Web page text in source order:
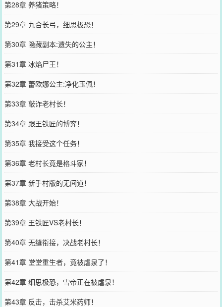
第28章 养猪策略！
第29章 九合长弓，细思极恐！
第30章 隐藏副本:遗失的公主！
第31章 冰焰尸王！
第32章 蕾欧娜公主:净化玉佩！
第33章 敲诈老村长！
第34章 跟王铁匠的博弈！
第35章 我接受这个任务！
第36章 老村长竟是格斗家！
第37章 新手村版的无间道！
第38章 大战开始！
第39章 王铁匠VS老村长！
第40章 无缝衔接，决战老村长！
第41章 堂堂重生者，竟被虐泉了！
第42章 细思极恐，雪帝正在被虐泉！
第43章 反击，击杀艾米药师！